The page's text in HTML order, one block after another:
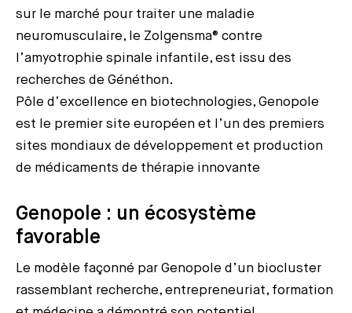
sur le marché pour traiter une maladie
neuromusculaire, le Zolgensma® contre
l’amyotrophie spinale infantile, est issu des
recherches de Généthon.
Pôle d’excellence en biotechnologies, Genopole
est le premier site européen et l’un des premiers
sites mondiaux de développement et production
de médicaments de thérapie innovante
Genopole : un écosystème
favorable
Le modèle façonné par Genopole d’un biocluster
rassemblant recherche, entrepreneuriat, formation